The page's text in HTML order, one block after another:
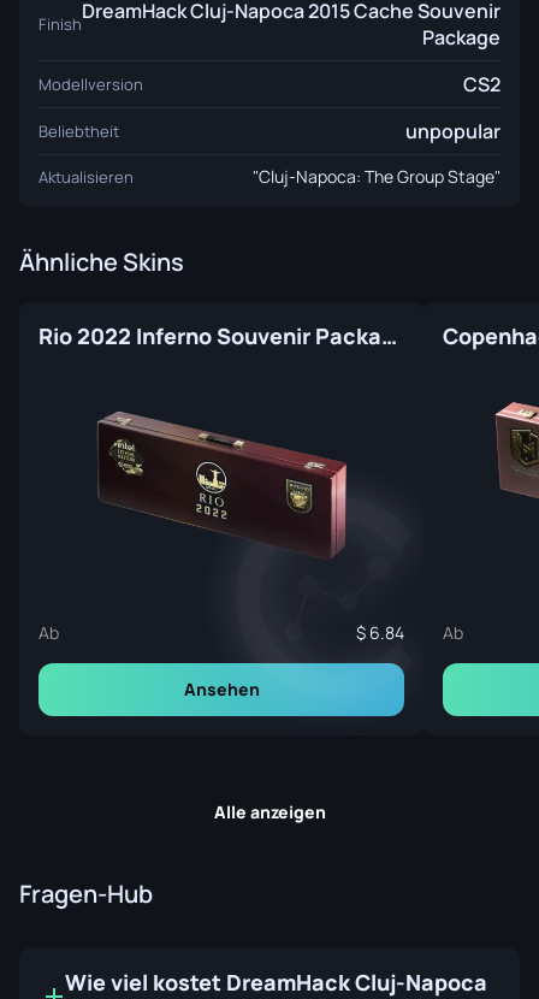
FinishDreamHack Cluj-Napoca 2015 Cache Souvenir
Package
Modellversion CS2
Beliebtheit unpopular
Aktualisieren "Cluj-Napoca: The Group Stage"
Ähnliche Skins
Rio 2022 Inferno Souvenir Package
Ab 6.84
Ansehen
Ab
Alle anzeigen
Fragen-Hub
Wie viel kostet DreamHack Cluj-Napoca